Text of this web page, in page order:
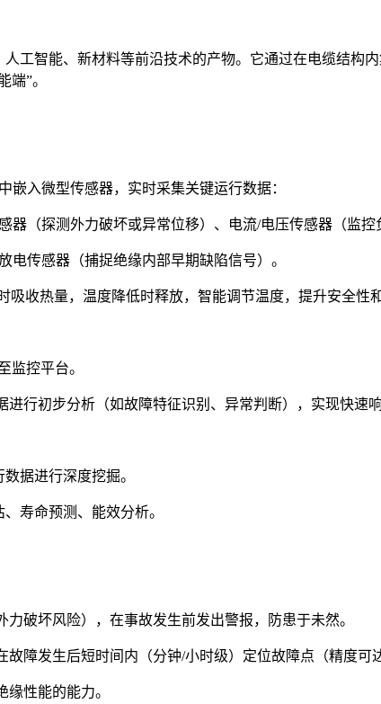
工智能、新材料等前沿技术的产物。它通过在电缆结构
端”。
入微型传感器，实时采集关键运行数据：
（探测外力破坏或异常位移）、电流/电压传感器（监控
传感器（捕捉绝缘内部早期缺陷信号）。
收热量，温度降低时释放，智能调节温度，提升安全性
监控平台。
行初步分析（如故障特征识别、异常判断），实现快速
据进行深度挖掘。
寿命预测、能效分析。
破坏风险），在事故发生前发出警报，防患于未然。
障发生后短时间内（分钟/小时级）定位故障点（精度可
性能的能力。